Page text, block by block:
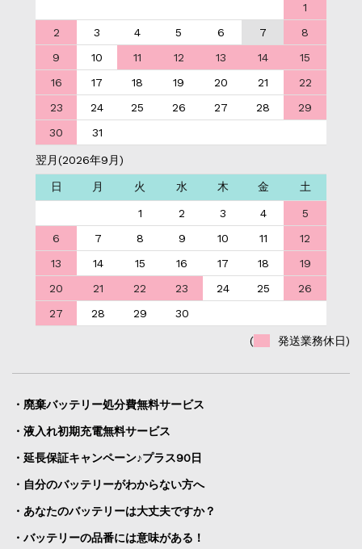
1
2
3 4 5 6 7
8
9
10 11 12 13 14
15
16
17 18 19 20 21
22
23
24 25 26 27 28
29
30
31
翌月(2026年9月)
日 月 火 水 木 金 土
1 2 3 4
5
6
7 8 9 10 11
12
13
14 15 16 17 18
19
20
21 22 23 24 25
26
27
28 29 30
( 発送業務休日)
・廃棄バッテリー処分費無料サービス
・液入れ初期充電無料サービス
・延長保証キャンペーン♪プラス90日
・自分のバッテリーがわからない方へ
・あなたのバッテリーは大丈夫ですか？
・バッテリーの品番には意味がある！